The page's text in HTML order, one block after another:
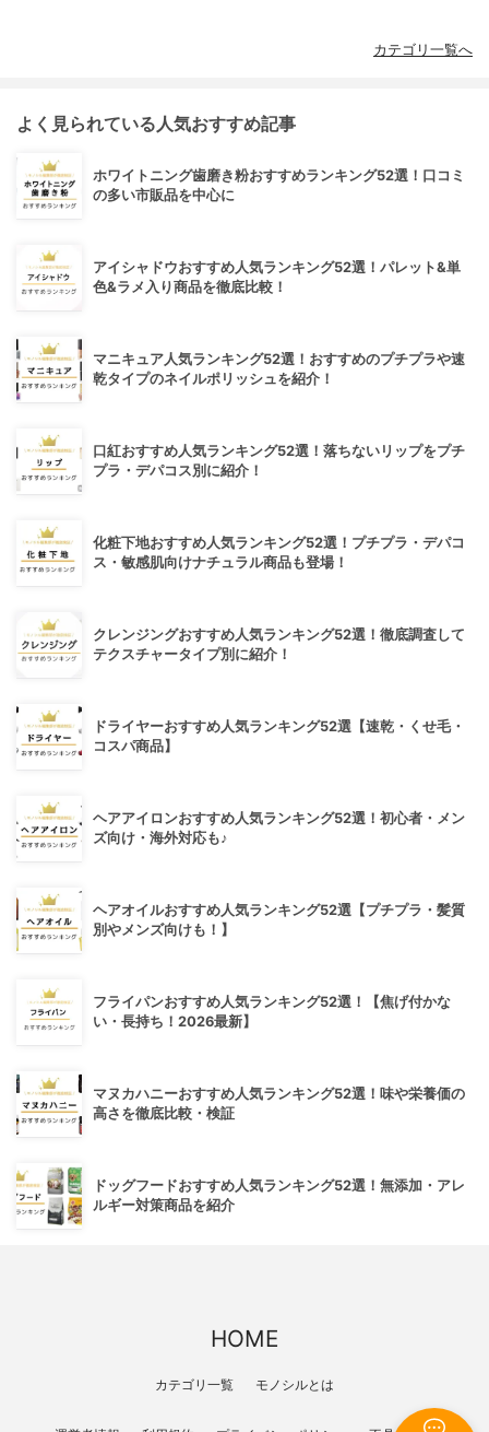
カテゴリ一覧へ
よく見られている人気おすすめ記事
ホワイトニング歯磨き粉おすすめランキング52選！口コミ
の多い市販品を中心に
アイシャドウおすすめ人気ランキング52選！パレット&単
色&ラメ入り商品を徹底比較！
マニキュア人気ランキング52選！おすすめのプチプラや速
乾タイプのネイルポリッシュを紹介！
口紅おすすめ人気ランキング52選！落ちないリップをプチ
プラ・デパコス別に紹介！
化粧下地おすすめ人気ランキング52選！プチプラ・デパコ
ス・敏感肌向けナチュラル商品も登場！
クレンジングおすすめ人気ランキング52選！徹底調査して
テクスチャータイプ別に紹介！
ドライヤーおすすめ人気ランキング52選【速乾・くせ毛・
コスパ商品】
ヘアアイロンおすすめ人気ランキング52選！初心者・メン
ズ向け・海外対応も♪
ヘアオイルおすすめ人気ランキング52選【プチプラ・髪質
別やメンズ向けも！】
フライパンおすすめ人気ランキング52選！【焦げ付かな
い・長持ち！2026最新】
マヌカハニーおすすめ人気ランキング52選！味や栄養価の
高さを徹底比較・検証
ドッグフードおすすめ人気ランキング52選！無添加・アレ
ルギー対策商品を紹介
HOME
カテゴリ一覧 モノシルとは